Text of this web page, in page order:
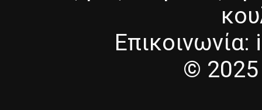
© 2025